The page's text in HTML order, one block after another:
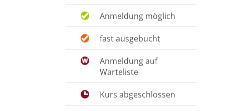
Anmeldung möglich
fast ausgebucht
Anmeldung auf
Warteliste
Kurs abgeschlossen